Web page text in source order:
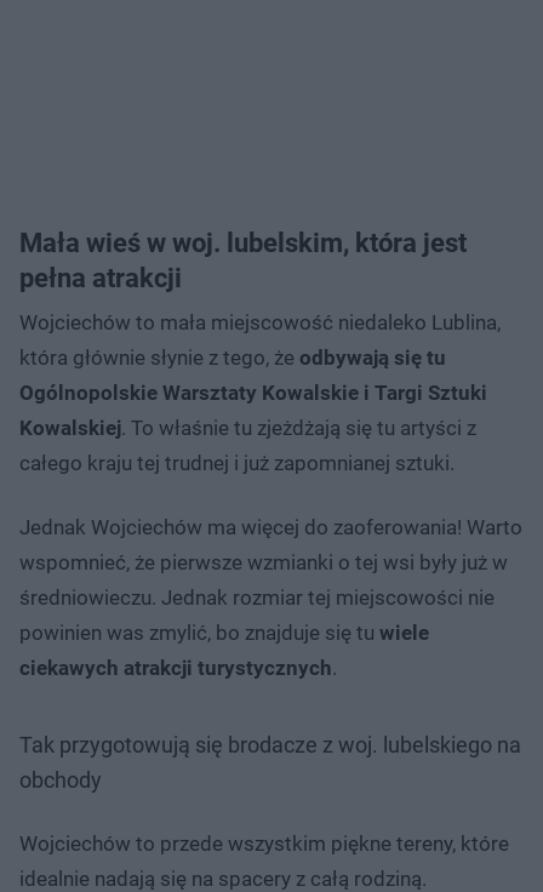
Mała wieś w woj. lubelskim, która jest
pełna atrakcji
Wojciechów to mała miejscowość niedaleko Lublina,
która głównie słynie z tego, że odbywają się tu
Ogólnopolskie Warsztaty Kowalskie i Targi Sztuki
Kowalskiej. To właśnie tu zjeżdżają się tu artyści z
całego kraju tej trudnej i już zapomnianej sztuki.
Jednak Wojciechów ma więcej do zaoferowania! Warto
wspomnieć, że pierwsze wzmianki o tej wsi były już w
średniowieczu. Jednak rozmiar tej miejscowości nie
powinien was zmylić, bo znajduje się tu wiele
ciekawych atrakcji turystycznych.
Tak przygotowują się brodacze z woj. lubelskiego na
obchody
Wojciechów to przede wszystkim piękne tereny, które
idealnie nadają się na spacery z całą rodziną.